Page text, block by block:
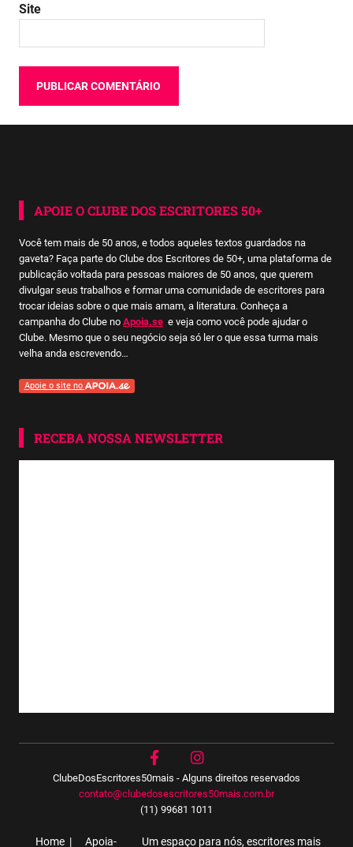
Site
APOIE O CLUBE DOS ESCRITORES 50+
Você tem mais de 50 anos, e todos aqueles textos guardados na
gaveta? Faça parte do Clube dos Escritores de 50+, uma plataforma de
publicação voltada para pessoas maiores de 50 anos, que querem
divulgar seus trabalhos e formar uma comunidade de escritores para
trocar ideias sobre o que mais amam, a literatura. Conheça a
campanha do Clube no Apoia.se e veja como você pode ajudar o
Clube. Mesmo que o seu negócio seja só ler o que essa turma mais
velha anda escrevendo…
Apoie o site no
RECEBA NOSSA NEWSLETTER
ClubeDosEscritores50mais - Alguns direitos reservados
contato@clubedosescritores50mais.com.br
(11) 99681 1011
Home Apoia- Um espaço para nós, escritores mais